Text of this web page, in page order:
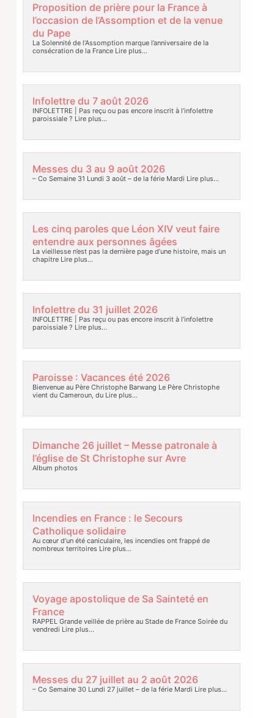
Proposition de prière pour la France à
l’occasion de l’Assomption et de la venue
du Pape
La Solennité de l’Assomption marque l’anniversaire de la
consécration de la FranceLire plus…
Infolettre du 7 août 2026
INFOLETTRE | Pas reçu ou pas encore inscrit à l’infolettre
paroissiale ? Lire plus…
Messes du 3 au 9 août 2026
– Co Semaine 31 Lundi 3 août – de la férie Mardi Lire plus…
Les cinq paroles que Léon XIV veut faire
entendre aux personnes âgées
La vieillesse n’est pas la dernière page d’une histoire, mais un
chapitreLire plus…
Infolettre du 31 juillet 2026
INFOLETTRE | Pas reçu ou pas encore inscrit à l’infolettre
paroissiale ? Lire plus…
Paroisse : Vacances été 2026
Bienvenue au Père Christophe Barwang Le Père Christophe
vient du Cameroun, duLire plus…
Dimanche 26 juillet – Messe patronale à
l’église de St Christophe sur Avre
Album photos
Incendies en France : le Secours
Catholique solidaire
Au cœur d’un été caniculaire, les incendies ont frappé de
nombreux territoires Lire plus…
Voyage apostolique de Sa Sainteté en
France
RAPPEL Grande veillée de prière au Stade de France Soirée du
vendredi Lire plus…
Messes du 27 juillet au 2 août 2026
– Co Semaine 30 Lundi 27 juillet – de la férie Mardi Lire plus…